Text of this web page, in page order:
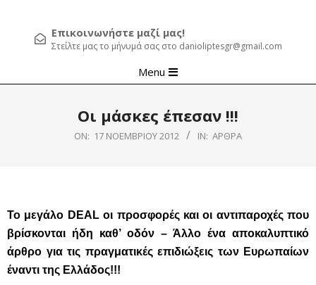
Επικοινωνήστε μαζί μας!
Στείλτε μας το μήνυμά σας στο danioliptesgr@gmail.com
Navigation
Menu
Οι μάσκες έπεσαν !!!
ON: 17 ΝΟΕΜΒΡΊΟΥ 2012 IN: ΆΡΘΡΑ
Το μεγάλο DEALοι προσφορές και οι αντιπαροχές που
βρίσκονται ήδη καθ’ οδόν – Άλλο ένα αποκαλυπτικό
άρθρο για τις πραγματικές επιδιώξεις των Ευρωπαίων
έναντι της Ελλάδος!!!